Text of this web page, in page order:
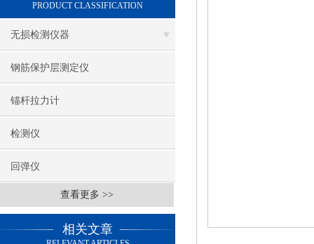
PRODUCT CLASSIFICATION
无损检测仪器
钢筋保护层测定仪
锚杆拉力计
检测仪
回弹仪
查看更多 >>
相关文章